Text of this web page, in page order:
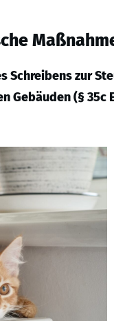
Schreibens zur
Gebäuden (§ 35c